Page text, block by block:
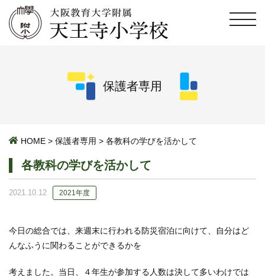
保護者専用
HOME > 保護者専用 > 各教科の学びを活かして
各教科の学びを活かして
2021.10.12 2021年度
今日の総合では、来週末に行われる防災宿泊に向けて、自分はど
んなふうに関わることができるかを
考えました。当日、４年生が参加する人数は決して多いわけでは